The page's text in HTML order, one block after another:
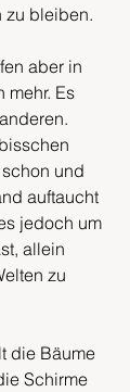
zu bleiben.
aber in
mehr. Es
und
auftaucht
jedoch um
allein
zu
die Bäume
Schirme